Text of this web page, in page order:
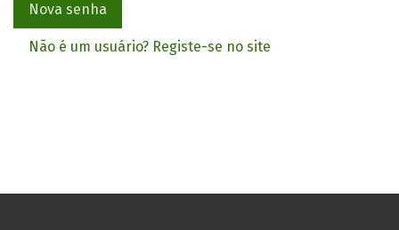
Nova senha
Não é um usuário? Registe-se no site